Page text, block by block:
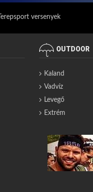
Terepsport versenyek
OUTDOOR
Kaland
Vadvíz
Levegő
Extrém